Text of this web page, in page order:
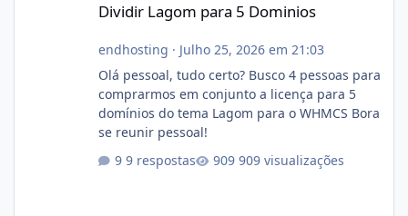
Dividir Lagom para 5 Dominios
endhosting · Julho 25, 2026 em 21:03
Olá pessoal, tudo certo? Busco 4 pessoas para
comprarmos em conjunto a licença para 5
domínios do tema Lagom para o WHMCS Bora
se reunir pessoal!
9 respostas
909 visualizações